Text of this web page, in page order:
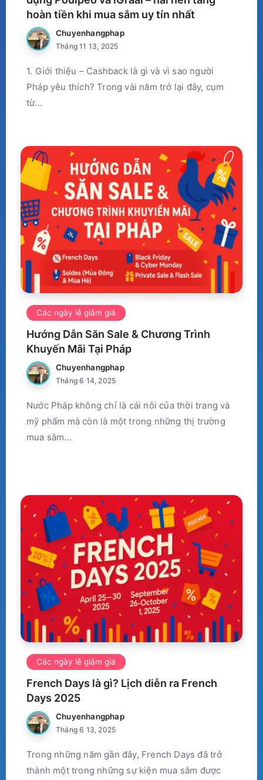
hoàn tiền khi mua sắm uy tín nhất
Chuyenhangphap
Tháng 11 13, 2025
1. Giới thiệu – Cashback là gì và vì sao người
Pháp yêu thích? Trong vài năm trở lại đây, cụm
từ...
Các ngày lễ giảm giá
Hướng Dẫn Săn Sale & Chương Trình
Khuyến Mãi Tại Pháp
Chuyenhangphap
Tháng 6 14, 2025
Nước Pháp không chỉ là cái nôi của thời trang và
mỹ phẩm mà còn là một trong những thị trường
mua sắm...
Các ngày lễ giảm giá
French Days là gì? Lịch diễn ra French
Days 2025
Chuyenhangphap
Tháng 6 13, 2025
Trong những năm gần đây, French Days đã trở
thành một trong những sự kiện mua sắm được